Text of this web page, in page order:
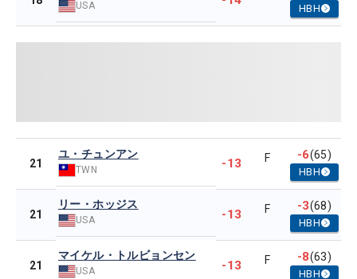
USA HBH
21
ユ・チュンアン
TWN -13 F -6(65)
HBH
21
リー・ホッジス
USA -13 F -3(68)
HBH
21
マイケル・トルビョンセン
USA -13 F -8(63)
HBH